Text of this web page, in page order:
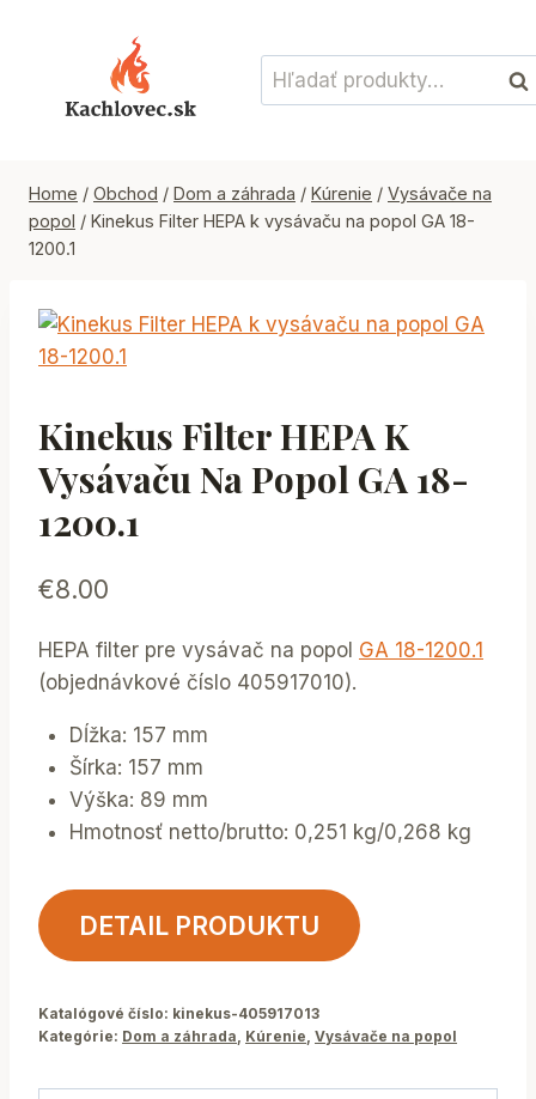
Hľadať:
Home / Obchod / Dom a záhrada / Kúrenie / Vysávače na
popol / Kinekus Filter HEPA k vysávaču na popol GA 18-
1200.1
Kinekus Filter HEPA K
Vysávaču Na Popol GA 18-
1200.1
€8.00
HEPA filter pre vysávač na popol GA 18-1200.1
(objednávkové číslo 405917010).
Dĺžka: 157 mm
Šírka: 157 mm
Výška: 89 mm
Hmotnosť netto/brutto: 0,251 kg/0,268 kg
DETAIL PRODUKTU
Katalógové číslo: kinekus-405917013
Kategórie: Dom a záhrada, Kúrenie, Vysávače na popol